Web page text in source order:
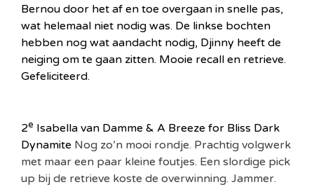
Bernou door het af en toe overgaan in snelle pas,
wat helemaal niet nodig was. De linkse bochten
hebben nog wat aandacht nodig, Djinny heeft de
neiging om te gaan zitten. Mooie recall en retrieve.
Gefeliciteerd.
2e Isabella van Damme & A Breeze for Bliss Dark
Dynamite Nog zo’n mooi rondje. Prachtig volgwerk
met maar een paar kleine foutjes. Een slordige pick
up bij de retrieve koste de overwinning. Jammer.